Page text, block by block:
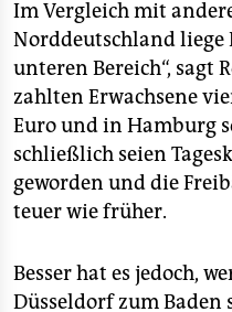
Im Vergleich mit
Norddeutschland liege
unteren Bereich“, sagt
zahlten Erwachsene
Euro und in Hamburg
schließlich seien
geworden und die
teuer wie früher.
Besser hat es jedoch,
Düsseldorf zum